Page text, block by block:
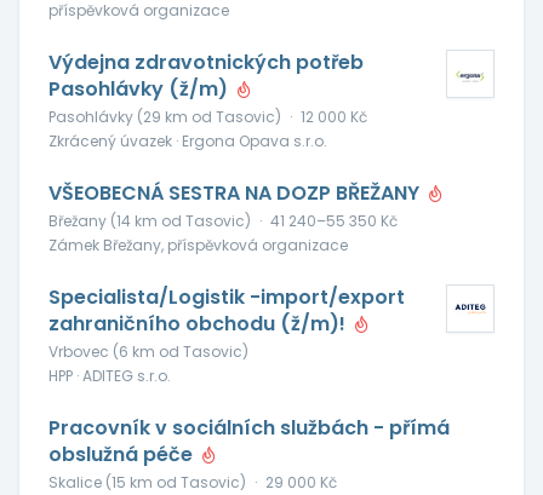
příspěvková organizace
Výdejna zdravotnických potřeb
Pasohlávky (ž/m)
Pasohlávky (29 km od Tasovic) · 12 000 Kč
Zkrácený úvazek · Ergona Opava s.r.o.
VŠEOBECNÁ SESTRA NA DOZP BŘEŽANY
Břežany (14 km od Tasovic) · 41 240–55 350 Kč
Zámek Břežany, příspěvková organizace
Specialista/Logistik -import/export
zahraničního obchodu (ž/m)!
Vrbovec (6 km od Tasovic)
HPP · ADITEG s.r.o.
Pracovník v sociálních službách - přímá
obslužná péče
Skalice (15 km od Tasovic) · 29 000 Kč